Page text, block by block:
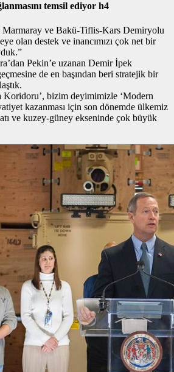
temsil ediyor h4
Marmaray ve Bakü-Tiflis-Kars Demiryolu
olan destek ve inancımızı çok net bir
Pekin’e uzanan Demir İpek
de en başından beri stratejik bir
Koridoru’, bizim deyimimizle ‘Modern
kazanması için son dönemde ülkemiz
ve kuzey-güney ekseninde çok büyük